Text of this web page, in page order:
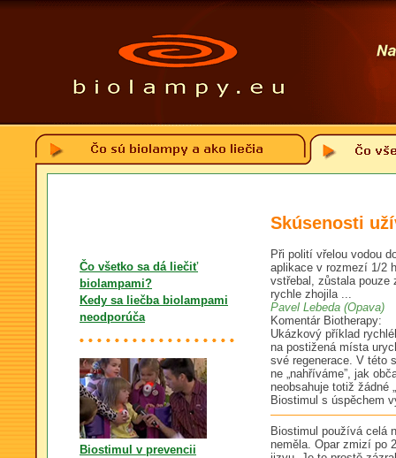
Čo všetko sa dá liečiť
biolampami?
Kedy sa liečba biolampami
neodporúča
Biostimul v prevencii
Skúsenosti
Při polití vřelou vodou
aplikace v rozmezí 1/2
vstřebal, zůstala pouze
rychle zhojila ...
Pavel Lebeda (Opava)
Komentár Biotherapy:
Ukázkový příklad
na postižená místa
své regenerace. V této
ne „nahříváme”, jak
neobsahuje totiž žádné
Biostimul s úspěchem
Biostimul používá celá
neměla. Opar zmizí po